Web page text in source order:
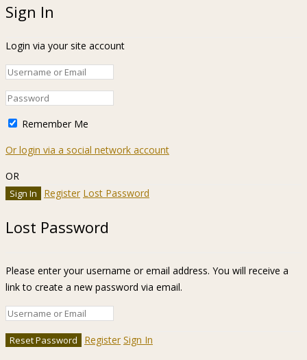
Sign In
Login via your site account
Remember Me
Or login via a social network account
OR
Register Lost Password
Lost Password
Please enter your username or email address. You will receive a
link to create a new password via email.
Register Sign In